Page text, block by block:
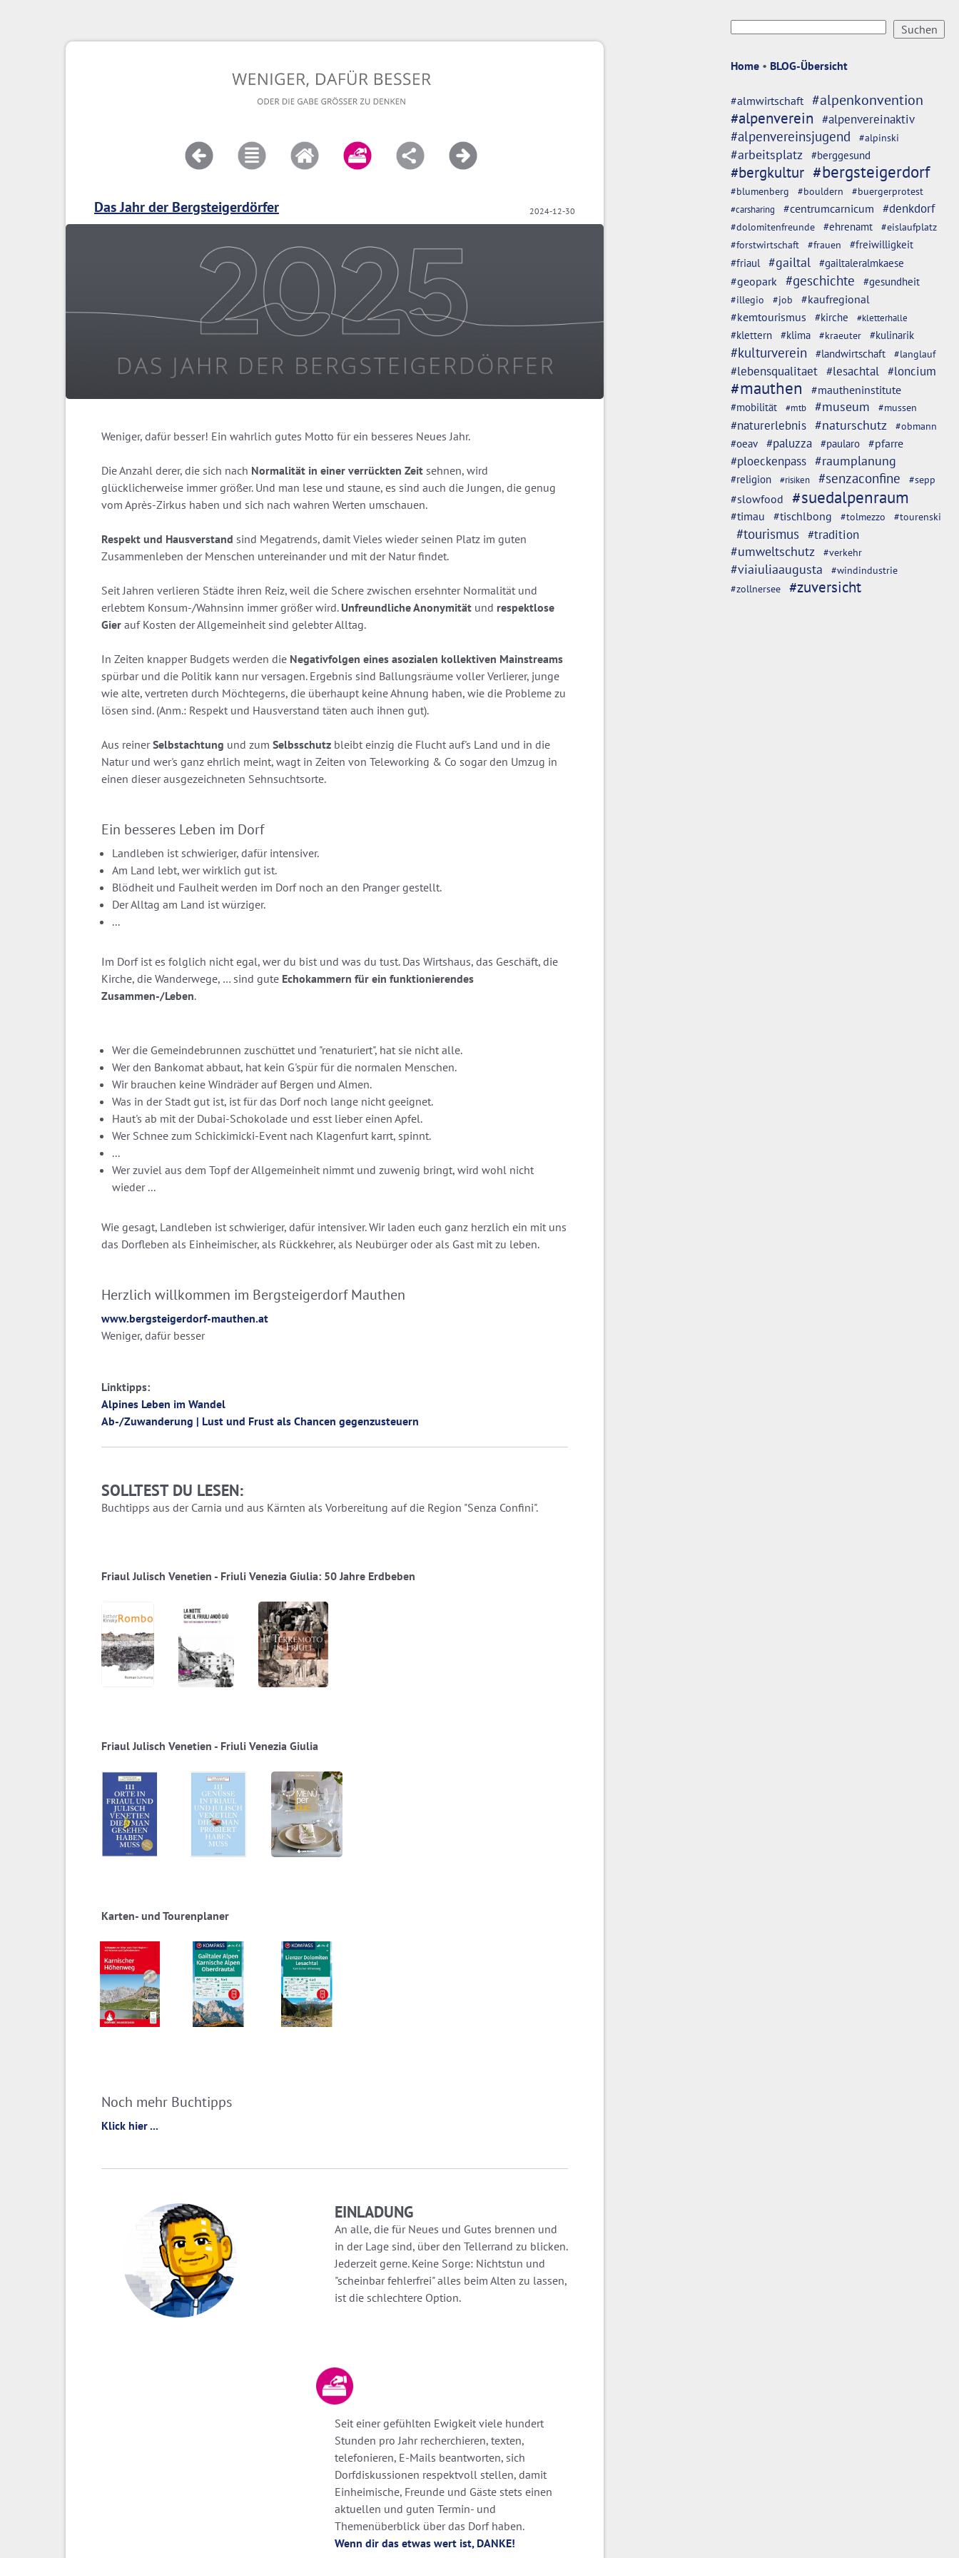
Home • BLOG-Übersicht
#almwirtschaft #alpenkonvention
#alpenverein #alpenvereinaktiv
#alpenvereinsjugend #alpinski
#arbeitsplatz #berggesund
#bergkultur #bergsteigerdorf
#blumenberg #bouldern
#buergerprotest
#carsharing
#centrumcarnicum #denkdorf
#dolomitenfreunde #ehrenamt
#eislaufplatz
#forstwirtschaft
#frauen
#freiwilligkeit
#friaul
#gailtal #gailtaleralmkaese
#geopark #geschichte #gesundheit
#illegio #job
#kaufregional
#kemtourismus
#kirche #kletterhalle
#klettern #klima #kraeuter #kulinarik
#kulturverein #landwirtschaft #langlauf
#lebensqualitaet #lesachtal #loncium
#mauthen #mautheninstitute
#mobilität #mtb #museum #mussen
#naturerlebnis #naturschutz #obmann
#oeav #paluzza #paularo #pfarre
#ploeckenpass #raumplanung
#religion #risiken #senzaconfine #sepp
#slowfood #suedalpenraum
#timau #tischlbong #tolmezzo #tourenski
#tourismus #tradition
#umweltschutz
#verkehr
#viaiuliaaugusta #windindustrie
#zollnersee #zuversicht
2024-12-30
Das Jahr der Bergsteigerdörfer
Weniger, dafür besser! Ein wahrlich gutes Motto für ein besseres Neues Jahr.
Die Anzahl derer, die sich nach Normalität in einer verrückten Zeit sehnen, wird
glücklicherweise immer größer. Und man lese und staune, es sind auch die Jungen, die genug
vom Après-Zirkus haben und sich nach wahren Werten umschauen.
Respekt und Hausverstand sind Megatrends, damit Vieles wieder seinen Platz im guten
Zusammenleben der Menschen untereinander und mit der Natur findet.
Seit Jahren verlieren Städte ihren Reiz, weil die Schere zwischen ersehnter Normalität und
erlebtem Konsum-/Wahnsinn immer größer wird. Unfreundliche Anonymität und respektlose
Gier auf Kosten der Allgemeinheit sind gelebter Alltag.
In Zeiten knapper Budgets werden die Negativfolgen eines asozialen kollektiven Mainstreams
spürbar und die Politik kann nur versagen. Ergebnis sind Ballungsräume voller Verlierer, junge
wie alte, vertreten durch Möchtegerns, die überhaupt keine Ahnung haben, wie die Probleme zu
lösen sind. (Anm.: Respekt und Hausverstand täten auch ihnen gut).
Aus reinerSelbstachtung und zum Selbsschutz bleibt einzig die Flucht auf's Land und in die
Natur und wer's ganz ehrlich meint, wagt in Zeiten von Teleworking & Co sogar den Umzug in
einen dieser ausgezeichneten Sehnsuchtsorte.
Ein besseres Leben im Dorf
Landleben ist schwieriger, dafür intensiver.
Am Land lebt, wer wirklich gut ist.
Blödheit und Faulheit werden im Dorf noch an den Pranger gestellt.
Der Alltag am Land ist würziger.
...
Im Dorf ist es folglich nicht egal, wer du bist und was du tust. Das Wirtshaus, das Geschäft, die
Kirche, die Wanderwege, … sind gute Echokammern für ein funktionierendes
Zusammen-/Leben.
Wer die Gemeindebrunnen zuschüttet und "renaturiert", hat sie nicht alle.
Wer den Bankomat abbaut, hat kein G'spür für die normalen Menschen.
Wir brauchen keine Windräder auf Bergen und Almen.
Was in der Stadt gut ist, ist für das Dorf noch lange nicht geeignet.
Haut's ab mit der Dubai-Schokolade und esst lieber einen Apfel.
Wer Schnee zum Schickimicki-Event nach Klagenfurt karrt, spinnt.
...
Wer zuviel aus dem Topf der Allgemeinheit nimmt und zuwenig bringt, wird wohl nicht
wieder ...
Wie gesagt, Landleben ist schwieriger, dafür intensiver. Wir laden euch ganz herzlich ein mit uns
das Dorfleben als Einheimischer, als Rückkehrer, als Neubürger oder als Gast mit zu leben.
Herzlich willkommen im Bergsteigerdorf Mauthen
www.bergsteigerdorf-mauthen.at
Weniger, dafür besser
Linktipps:
Alpines Leben im Wandel
Ab-/Zuwanderung | Lust und Frust als Chancen gegenzusteuern
SOLLTEST DU LESEN:
Buchtipps aus der Carnia und aus Kärnten als Vorbereitung auf die Region "Senza Confini".
Friaul Julisch Venetien - Friuli Venezia Giulia: 50 Jahre Erdbeben
Friaul Julisch Venetien - Friuli Venezia Giulia
Karten- und Tourenplaner
Noch mehr Buchtipps
Klick hier ...
EINLADUNG
An alle, die für Neues und Gutes brennen und
in der Lage sind, über den Tellerrand zu blicken.
Jederzeit gerne. Keine Sorge: Nichtstun und
"scheinbar fehlerfrei" alles beim Alten zu lassen,
ist die schlechtere Option.
Seit einer gefühlten Ewigkeit viele hundert
Stunden pro Jahr recherchieren, texten,
telefonieren, E-Mails beantworten, sich
Dorfdiskussionen respektvoll stellen, damit
Einheimische, Freunde und Gäste stets einen
aktuellen und guten Termin- und
Themenüberblick über das Dorf haben.
Wenn dir das etwas wert ist, DANKE!